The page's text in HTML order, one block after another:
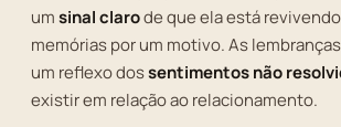
umsinal clarode que ela está
memórias por um motivo. As
um reflexo dossentimentos não
existir em relação ao relacionamento.